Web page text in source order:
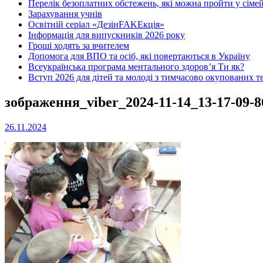
Перелік безоплатних обстежень, які можна пройти у
Зарахування учнів
Освітній серіал «ДезінFAKEкція»
Інформація для випускників 2026 року
Гроші ходять за вчителем
Допомога для ВПО та осіб, які повертаються в Україну
Всеукраїнська програма ментального здоров’я Ти як?
Вступ 2026 для дітей та молоді з тимчасово окупованих
зображення_viber_2024-11-14_13-17-09-
26.11.2024